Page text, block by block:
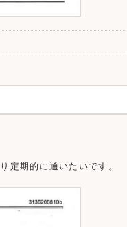
定期的に通いたいです。